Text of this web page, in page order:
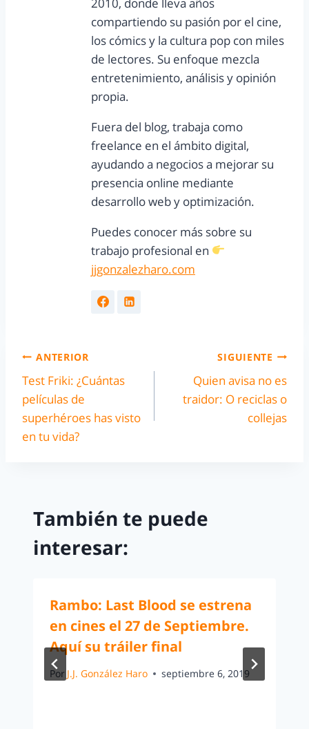
compartiendo su pasión por el cine,
los cómics y la cultura pop con miles
de lectores. Su enfoque mezcla
entretenimiento, análisis y opinión
propia.
Fuera del blog, trabaja como
freelance en el ámbito digital,
ayudando a negocios a mejorar su
presencia online mediante
desarrollo web y optimización.
Puedes conocer más sobre su
trabajo profesional en
jjgonzalezharo.com
ANTERIOR
Test Friki: ¿Cuántas
películas de
superhéroes has visto
en tu vida?
SIGUIENTE
Quien avisa no es
traidor: O reciclas o
collejas
También te puede
interesar:
Rambo: Last Blood se estrena
en cines el 27 de Septiembre.
Aquí su tráiler final
Por J.J. González Haro septiembre 6, 2019